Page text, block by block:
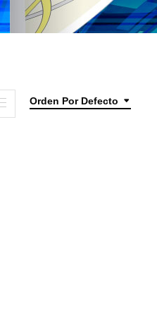
Orden Por Defecto